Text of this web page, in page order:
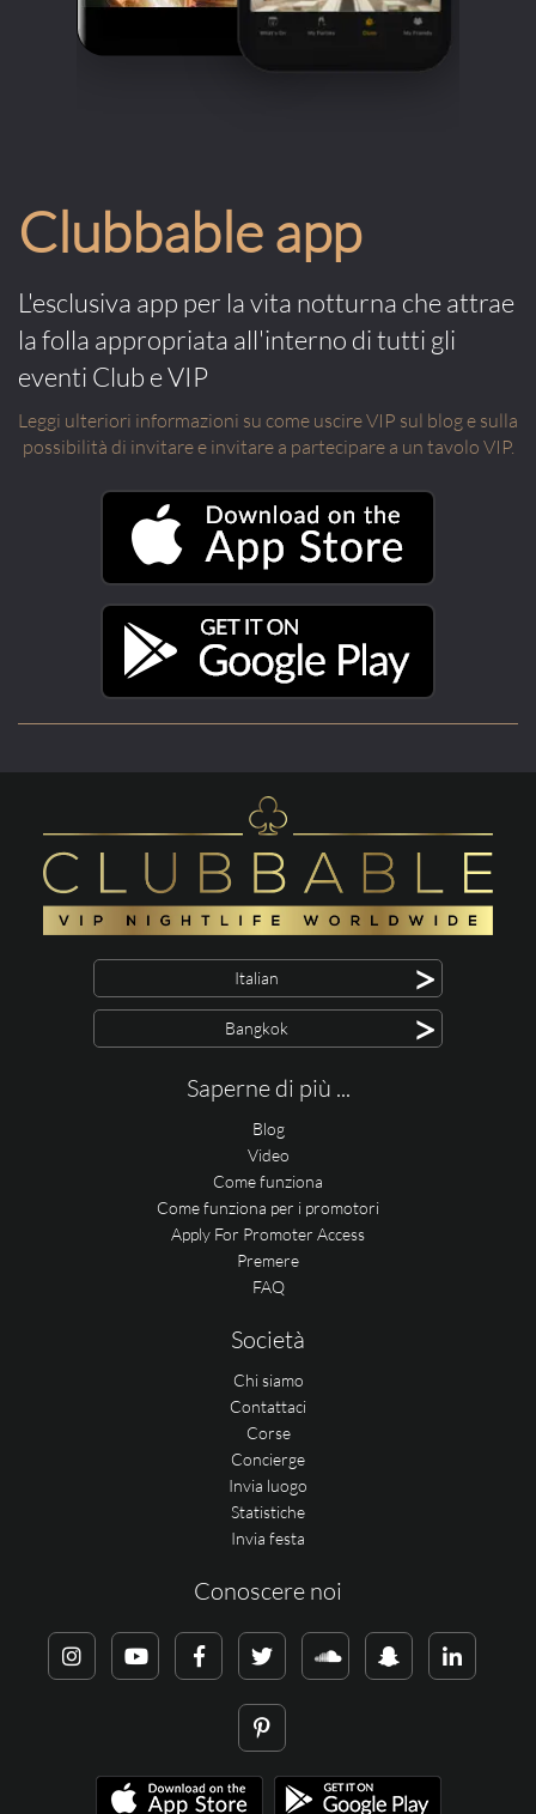
Clubbable app
L'esclusiva app per la vita notturna che attrae
la folla appropriata all'interno di tutti gli
eventi Club e VIP
Leggi ulteriori informazioni su come uscire VIP sul blog e sulla
possibilità di invitare e invitare a partecipare a un tavolo VIP.
Italian >
Bangkok >
Saperne di più ...
Blog
Video
Come funziona
Come funziona per i promotori
Apply For Promoter Access
Premere
FAQ
Società
Chi siamo
Contattaci
Corse
Concierge
Invia luogo
Statistiche
Invia festa
Conoscere noi